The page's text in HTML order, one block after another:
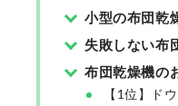
小型の布団乾
失敗しない布
布団乾燥機の
【1位】ド